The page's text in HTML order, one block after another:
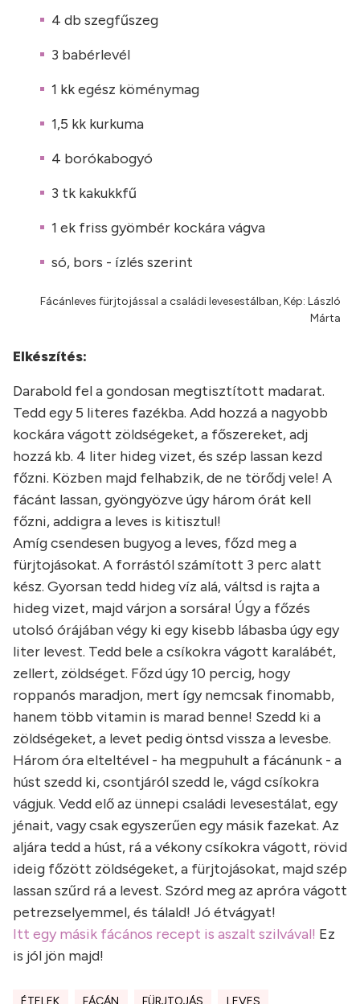
4 db szegfűszeg
3 babérlevél
1 kk egész köménymag
1,5 kk kurkuma
4 borókabogyó
3 tk kakukkfű
1 ek friss gyömbér kockára vágva
só, bors - ízlés szerint
Fácánleves fürjtojással a családi levesestálban, Kép: László
Márta
Elkészítés:
Darabold fel a gondosan megtisztított madarat.
Tedd egy 5 literes fazékba. Add hozzá a nagyobb
kockára vágott zöldségeket, a főszereket, adj
hozzá kb. 4 liter hideg vizet, és szép lassan kezd
főzni. Közben majd felhabzik, de ne törődj vele! A
fácánt lassan, gyöngyözve úgy három órát kell
főzni, addigra a leves is kitisztul!
Amíg csendesen bugyog a leves, főzd meg a
fürjtojásokat. A forrástól számított 3 perc alatt
kész. Gyorsan tedd hideg víz alá, váltsd is rajta a
hideg vizet, majd várjon a sorsára! Úgy a főzés
utolsó órájában végy ki egy kisebb lábasba úgy egy
liter levest. Tedd bele a csíkokra vágott karalábét,
zellert, zöldséget. Főzd úgy 10 percig, hogy
roppanós maradjon, mert így nemcsak finomabb,
hanem több vitamin is marad benne! Szedd ki a
zöldségeket, a levet pedig öntsd vissza a levesbe.
Három óra elteltével - ha megpuhult a fácánunk - a
húst szedd ki, csontjáról szedd le, vágd csíkokra
vágjuk. Vedd elő az ünnepi családi levesestálat, egy
jénait, vagy csak egyszerűen egy másik fazekat. Az
aljára tedd a húst, rá a vékony csíkokra vágott, rövid
ideig főzött zöldségeket, a fürjtojásokat, majd szép
lassan szűrd rá a levest. Szórd meg az apróra vágott
petrezselyemmel, és tálald! Jó étvágyat!
Itt egy másik fácános recept is aszalt szilvával! Ez
is jól jön majd!
ÉTELEK FÁCÁN FÜRJTOJÁS LEVES